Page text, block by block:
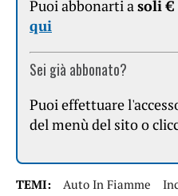
Puoi abbonarti asoli €
qui
Sei già abbonato?
Puoi effettuare
del menù del sito o
TEMI: Auto In Fiamme